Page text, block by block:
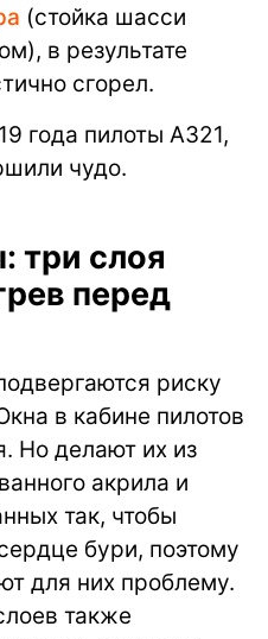
(стойка шасси
в результате
сгорел.
года пилоты A321,
чудо.
три слоя
перед
риску
в кабине пилотов
Но делают их из
акрила и
так, чтобы
бури, поэтому
для них проблему.
также